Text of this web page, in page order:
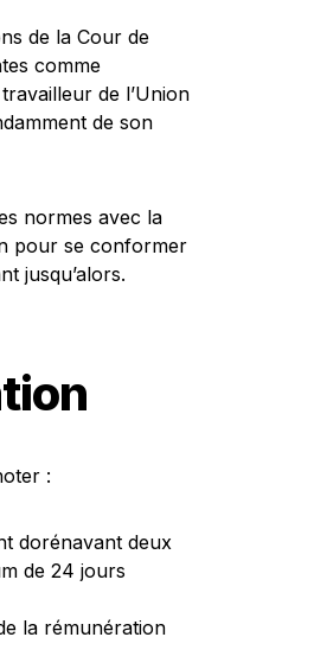
de la Cour de
comme
de l’Union
de son
normes avec la
pour se conformer
jusqu’alors.
:
dorénavant deux
de 24 jours
la rémunération